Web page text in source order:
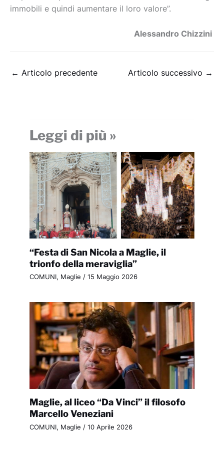
immobili e quindi aumentare il loro valore”.
Alessandro Chizzini
← Articolo precedente Articolo successivo →
Leggi di più »
“Festa di San Nicola a Maglie, il
trionfo della meraviglia”
COMUNI, Maglie / 15 Maggio 2026
Maglie, al liceo “Da Vinci” il filosofo
Marcello Veneziani
COMUNI, Maglie / 10 Aprile 2026